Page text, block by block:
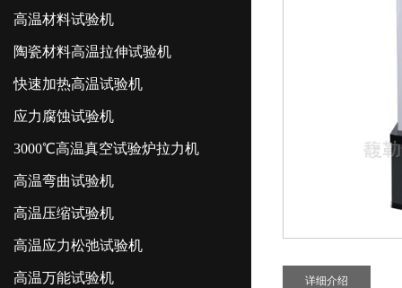
高温材料试验机
陶瓷材料高温拉伸试验机
快速加热高温试验机
应力腐蚀试验机
3000℃高温真空试验炉拉力机
高温弯曲试验机
高温压缩试验机
高温应力松弛试验机
高温万能试验机 详细介绍